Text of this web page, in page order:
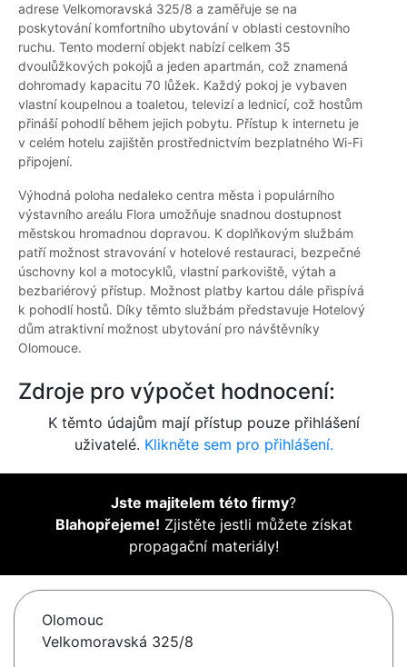
adrese Velkomoravská 325/8 a zaměřuje se na
poskytování komfortního ubytování v oblasti cestovního
ruchu. Tento moderní objekt nabízí celkem 35
dvoulůžkových pokojů a jeden apartmán, což znamená
dohromady kapacitu 70 lůžek. Každý pokoj je vybaven
vlastní koupelnou a toaletou, televizí a lednicí, což hostům
přináší pohodlí během jejich pobytu. Přístup k internetu je
v celém hotelu zajištěn prostřednictvím bezplatného Wi-Fi
připojení.
Výhodná poloha nedaleko centra města i populárního
výstavního areálu Flora umožňuje snadnou dostupnost
městskou hromadnou dopravou. K doplňkovým službám
patří možnost stravování v hotelové restauraci, bezpečné
úschovny kol a motocyklů, vlastní parkoviště, výtah a
bezbariérový přístup. Možnost platby kartou dále přispívá
k pohodlí hostů. Díky těmto službám představuje Hotelový
dům atraktivní možnost ubytování pro návštěvníky
Olomouce.
Zdroje pro výpočet hodnocení:
K těmto údajům mají přístup pouze přihlášení
uživatelé. Klikněte sem pro přihlášení.
Jste majitelem této firmy?
Blahopřejeme! Zjistěte jestli můžete získat
propagační materiály!
Olomouc
Velkomoravská 325/8